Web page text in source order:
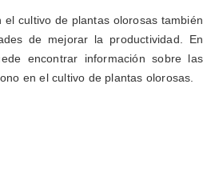
el cultivo de plantas olorosas también
de mejorar la productividad. En
encontrar información sobre las
en el cultivo de plantas olorosas.